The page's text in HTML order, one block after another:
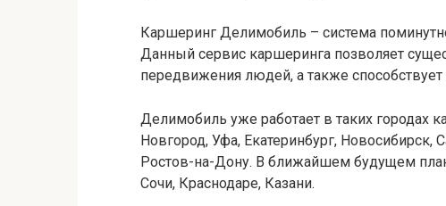
Каршеринг Делимобиль – система
Данный сервис каршеринга позволяет
передвижения людей, а также
Делимобиль уже работает в таких городах
Новгород, Уфа, Екатеринбург, Новосибирск,
Ростов-на-Дону. В ближайшем будущем
Сочи, Краснодаре, Казани.